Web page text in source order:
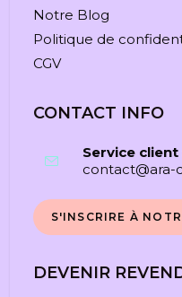
Notre Blog
Politique de
CGV
CONTACT INFO
Service client
contact@ara-
S'INSCRIRE À
DEVENIR